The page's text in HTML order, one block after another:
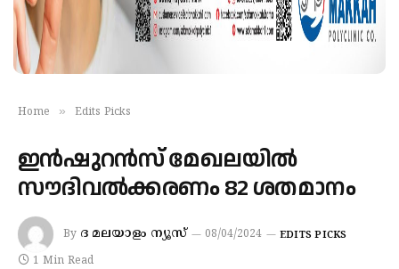
Home » Edits Picks
ഇന്‍ഷുറന്‍സ് മേഖലയില്‍
സൗദിവല്‍ക്കരണം 82 ശതമാനം
By ദ മലയാളം ന്യൂസ് 08/04/2024 EDITS PICKS
1 Min Read